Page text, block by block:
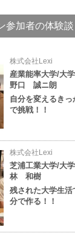
参加者の体験談
株式会社Lexi
産業能率大学/大
野口 誠ニ朗
自分を変えるき
で挑戦！！
株式会社Lexi
芝浦工業大学/大
林 和樹
残された大学生
分で作る！！